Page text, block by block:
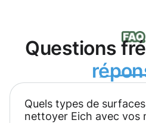
Questions
Quels types de
nettoyer Eich avec vos